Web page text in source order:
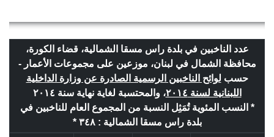
عدد الناخبين في بلدة راس مسقا الشمالية، قضاء الكورة،
محافظة الشمال في لبنان، موزعين على مجموعات الأعمار -
حسب لوائح الناخبين الرسمية الصادرة عن وزارة الداخلية
اللبنانية لسنة ٢٠١٤
، والمحتسبة لغاية نهاية سنة ٢٠١٤
* النسب المئوية تُمَثِل النسبة من المجموع العام للناخبين في
بلدة راس مسقا الشمالية : ٣٤٨ *